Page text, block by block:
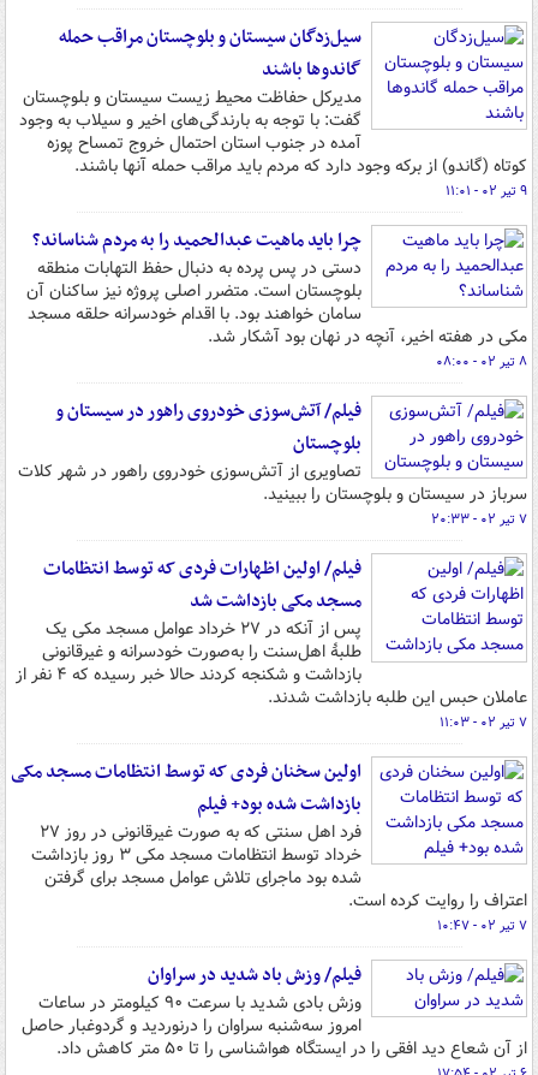
سیل‌زدگان سیستان و بلوچستان مراقب حمله
گاندوها باشند
مدیرکل حفاظت محیط زیست سیستان و بلوچستان
گفت: با توجه به بارندگی‌های اخیر و سیلاب به وجود
آمده در جنوب استان احتمال خروج تمساح‌ پوزه
کوتاه (گاندو) از برکه وجود دارد که مردم باید مراقب حمله آنها باشند.
۹ تیر ۰۲ - ۱۱:۰۱
چرا باید ماهیت عبدالحمید را به مردم شناساند؟
دستی در پس پرده به دنبال حفظ التهابات منطقه
بلوچستان است. متضرر اصلی پروژه نیز ساکنان آن
سامان خواهند بود. با اقدام خودسرانه حلقه مسجد
مکی در هفته اخیر، آنچه در نهان بود آشکار شد.
۸ تیر ۰۲ - ۰۸:۰۰
فیلم/ آتش‌سوزی خودروی راهور در سیستان و
بلوچستان
تصاویری از آتش‌سوزی خودروی راهور در شهر کلات
سرباز در سیستان و بلوچستان را ببینید.
۷ تیر ۰۲ - ۲۰:۳۳
فیلم/ اولین اظهارات فردی که توسط انتظامات
مسجد مکی بازداشت شد
پس از آنکه در ۲۷ خرداد عوامل مسجد مکی یک
طلبۀ اهل‌سنت را به‌صورت خودسرانه و غیرقانونی
بازداشت و شکنجه کردند حالا خبر رسیده که ۴ نفر از
عاملان حبس این طلبه بازداشت شدند.
۷ تیر ۰۲ - ۱۱:۰۳
اولین سخنان فردی که توسط انتظامات مسجد مکی
بازداشت شده بود+ فیلم
فرد اهل سنتی که به صورت غیرقانونی در روز ۲۷
خرداد توسط انتظامات مسجد مکی ۳ روز بازداشت
شده بود ماجرای تلاش عوامل مسجد برای گرفتن
اعتراف را روایت کرده است.
۷ تیر ۰۲ - ۱۰:۴۷
فیلم/ وزش باد شدید در سراوان
وزش بادی شدید با سرعت ۹۰ کیلومتر در ساعات
امروز سه‌شنبه سراوان را درنوردید و گردوغبار حاصل
از آن شعاع دید افقی را در ایستگاه هواشناسی را تا ۵۰ متر کاهش داد.